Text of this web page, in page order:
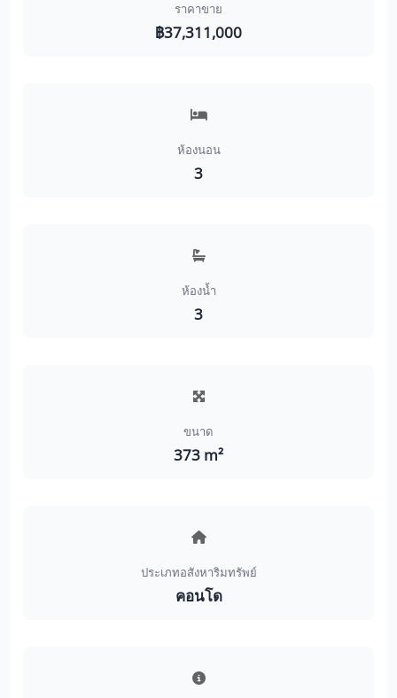
ราคาขาย
฿37,311,000
ห้องนอน
3
ห้องน้ำ
3
ขนาด
373 m²
ประเภทอสังหาริมทรัพย์
คอนโด